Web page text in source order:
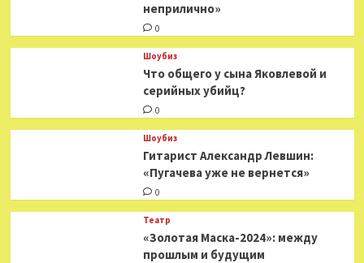
неприлично»
0
Шоубиз
Что общего у сына Яковлевой и
серийных убийц?
0
Шоубиз
Гитарист Александр Левшин:
«Пугачева уже не вернется»
0
Театр
«Золотая Маска-2024»: между
прошлым и будущим